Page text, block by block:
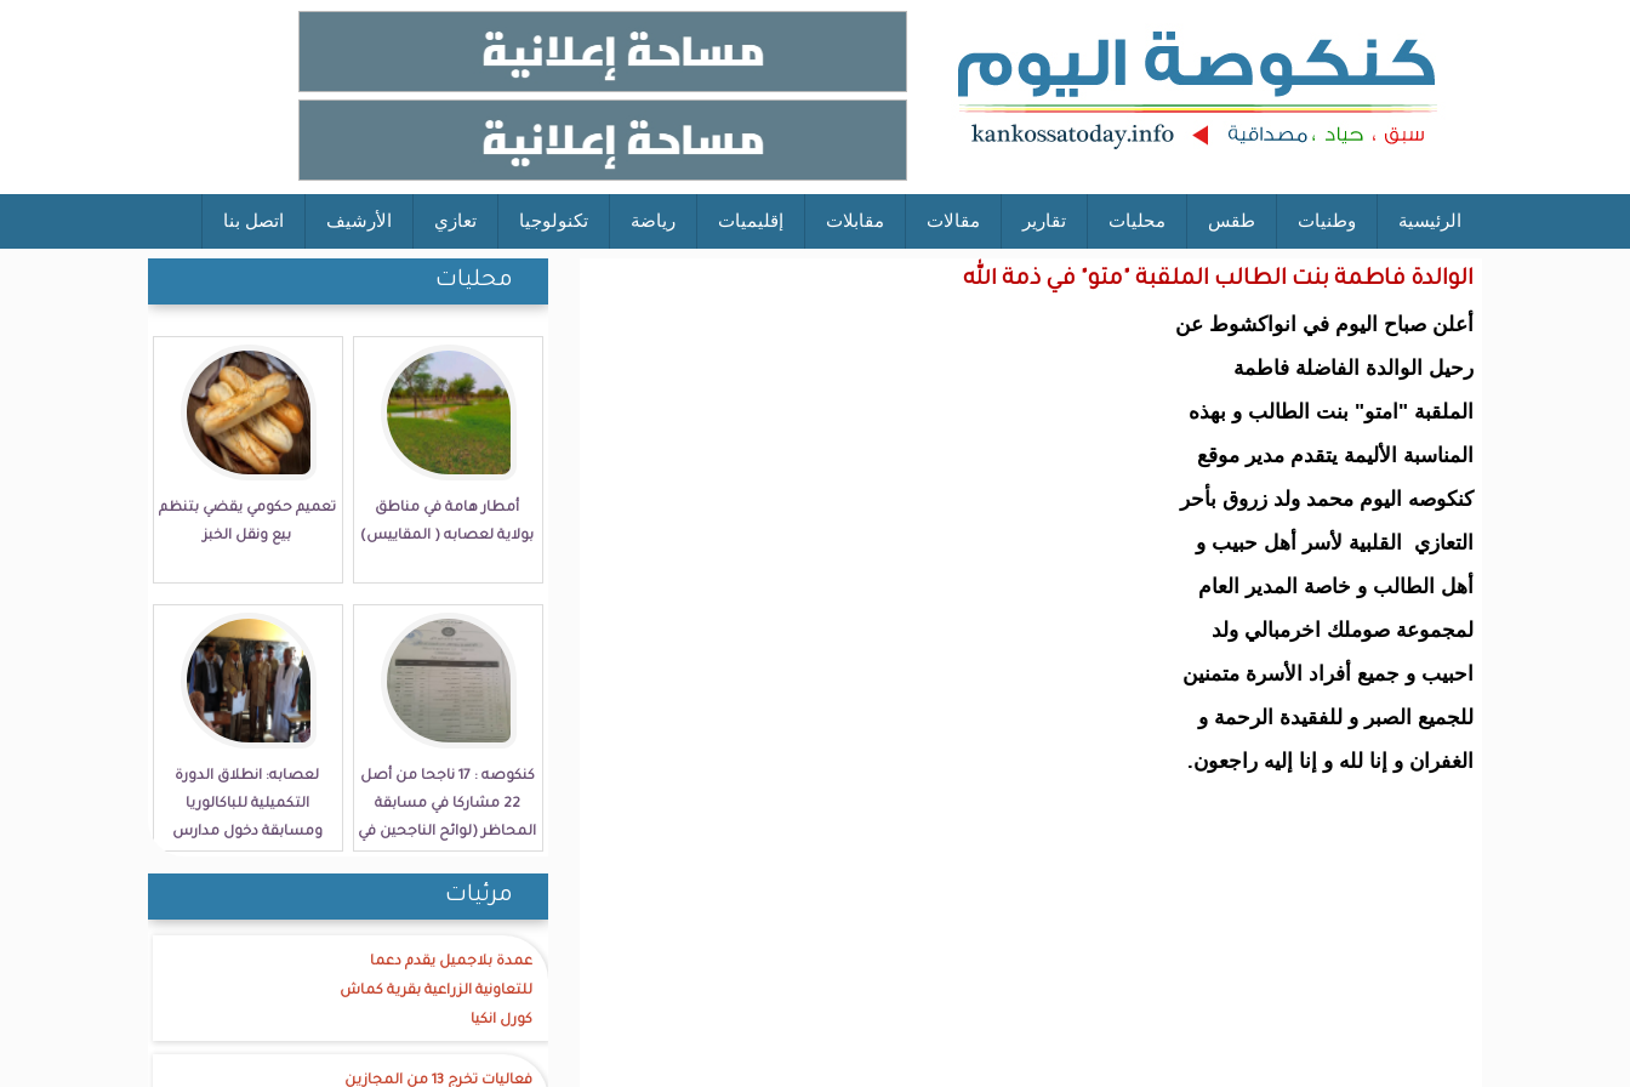
الرئيسية وطنيات طقس محليات تقارير مقالات مقابلات إقليميات رياضة تكنولوجيا تعازي الأرشيف اتصل بنا
الوالدة فاطمة بنت الطالب الملقبة "متو" في ذمة الله
أعلن صباح اليوم في انواكشوط عن
رحيل الوالدة الفاضلة فاطمة
الملقبة "امتو" بنت الطالب و بهذه
المناسبة الأليمة يتقدم مدير موقع
كنكوصه اليوم محمد ولد زروق بأحر
التعازي القلبية لأسر أهل حبيب و
أهل الطالب و خاصة المدير العام
لمجموعة صوملك اخرمبالي ولد
احبيب و جميع أفراد الأسرة متمنين
للجميع الصبر و للفقيدة الرحمة و
الغفران و إنا لله و إنا إليه راجعون.
محليات
أمطار هامة في مناطق
بولاية لعصابه ( المقاييس)
تعميم حكومي يقضي بتنظم
بيع ونقل الخبز
كنكوصه : 17 ناجحا من أصل
22 مشاركا في مسابقة
المحاظر (لوائح الناجحين في
لعصابه: انطلاق الدورة
التكميلية للباكالوريا
ومسابقة دخول مدارس
مرئيات
عمدة بلاجميل يقدم دعما
للتعاونية الزراعية بقرية كماش
كورل انكيا
فعاليات تخرج 13 من المجازين